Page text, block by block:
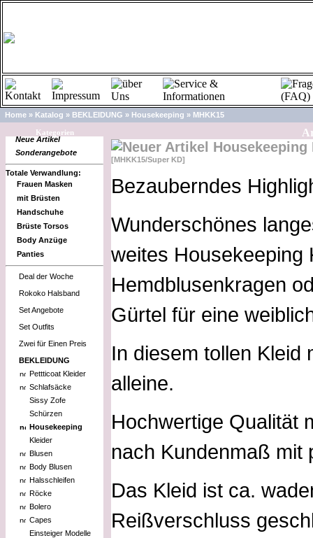
Home » Katalog » BEKLEIDUNG » Housekeeping » MHKK15
Kategorien
Neue Artikel
Sonderangebote
Totale Verwandlung:
Frauen Masken
mit Brüsten
Handschuhe
Brüste Torsos
Body Anzüge
Panties
Deal der Woche
Rokoko Halsband
Set Angebote
Set Outfits
Zwei für Einen Preis
BEKLEIDUNG
Pettticoat Kleider
Schlafsäcke
Sissy Zofe
Schürzen
Housekeeping
Kleider
Blusen
Body Blusen
Halsschleifen
Röcke
Bolero
Capes
Einsteiger Modelle
[MHKK15/Super KD]
Bezauberndes
Wunderschönes
weites Housekeeping
Hemdblusenkragen
Gürtel für eine
In diesem tollen Kleid
alleine.
Hochwertige Qualität
nach Kundenmaß mit
Das Kleid ist ca.
Reißverschluss